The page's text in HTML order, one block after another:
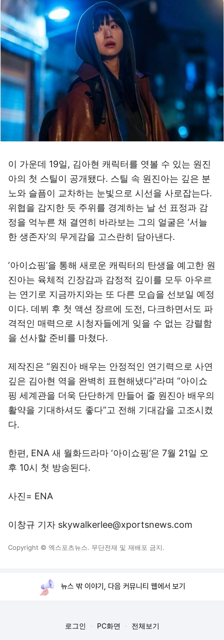
이 가운데 19일, 김아현 캐릭터를 엿볼 수 있는 원진
아의 첫 스틸이 공개됐다. 스틸 속 원진아는 깊은 분
노와 슬픔이 교차하는 눈빛으로 시선을 사로잡는다.
위협을 감지한 듯 주위를 경계하는 날 선 표정과 감
정을 억누른 채 결연히 바라보는 그의 얼굴은 ‘서늘
한 생존자’의 무게감을 고스란히 담아낸다.
‘아이쇼핑’을 통해 새로운 캐릭터의 탄생을 예고한 원
진아는 육체적 긴장감과 감정적 깊이를 모두 아우르
는 연기로 지금까지와는 또 다른 모습을 선보일 예정
이다. 데뷔 후 첫 액션 장르에 도전, 다크하면서도 파
격적인 매력으로 시청자들에게 잊을 수 없는 강렬함
을 선사할 준비를 마쳤다.
제작진은 “원진아 배우는 안정적인 연기력으로 사연
깊은 김아현 역을 완벽히 표현해냈다”라며 “아이쇼
핑 세계관을 더욱 단단하게 만들어 줄 원진아 배우의
활약을 기대하셔도 좋다”고 전해 기대감을 고조시켰
다.
한편, ENA 새 월화드라마 ‘아이쇼핑’은 7월 21일 오
후 10시 첫 방송된다.
사진= ENA
이창규 기자 skywalkerlee@xportsnews.com
Copyright © 엑스포츠뉴스. 무단전재 및 재배포 금지.
뉴스 밖 이야기, 다음 커뮤니티 웹에서 보기
로그인 PC화면 전체보기